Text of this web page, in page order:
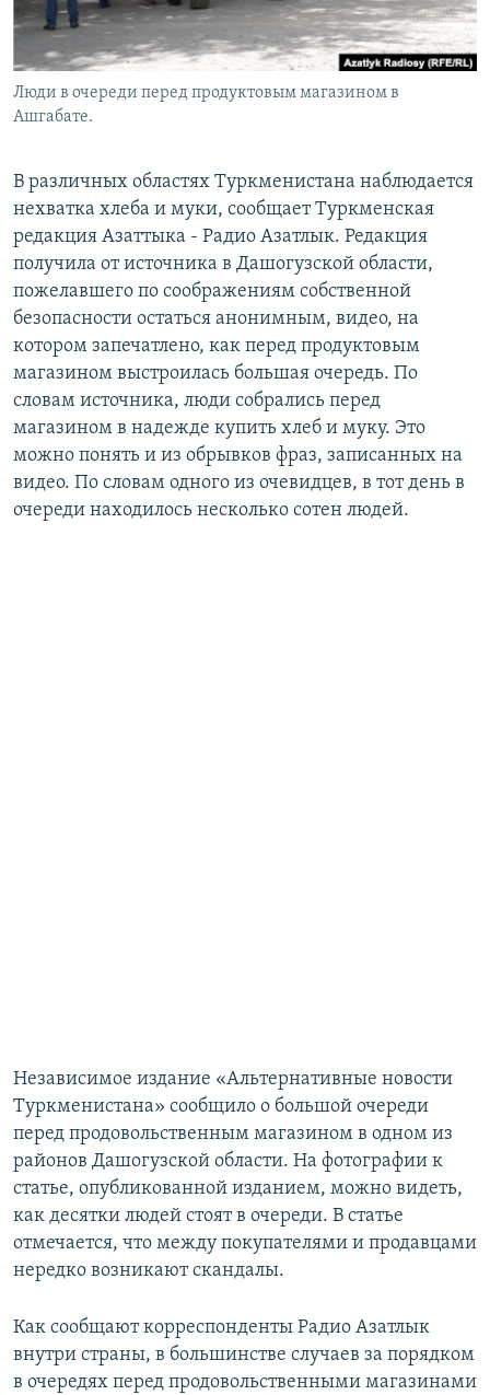
Люди в очереди перед продуктовым магазином в
Ашгабате.
В различных областях Туркменистана наблюдается
нехватка хлеба и муки, сообщает Туркменская
редакция Азаттыка - Радио Азатлык. Редакция
получила от источника в Дашогузской области,
пожелавшего по соображениям собственной
безопасности остаться анонимным, видео, на
котором запечатлено, как перед продуктовым
магазином выстроилась большая очередь. По
словам источника, люди собрались перед
магазином в надежде купить хлеб и муку. Это
можно понять и из обрывков фраз, записанных на
видео. По словам одного из очевидцев, в тот день в
очереди находилось несколько сотен людей.
Независимое издание «Альтернативные новости
Туркменистана» сообщило о большой очереди
перед продовольственным магазином в одном из
районов Дашогузской области. На фотографии к
статье, опубликованной изданием, можно видеть,
как десятки людей стоят в очереди. В статье
отмечается, что между покупателями и продавцами
нередко возникают скандалы.
Как сообщают корреспонденты Радио Азатлык
внутри страны, в большинстве случаев за порядком
в очередях перед продовольственными магазинами